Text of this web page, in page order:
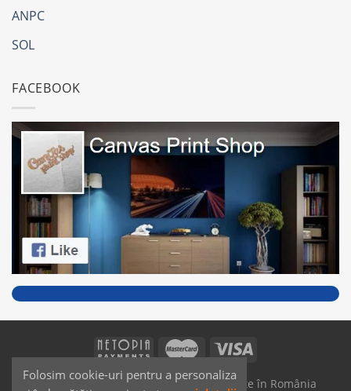
ANPC
SOL
FACEBOOK
SAIKO MEDIA & SIGNS - Produse fabricate în România
Folosim cookie-uri pentru a personaliza